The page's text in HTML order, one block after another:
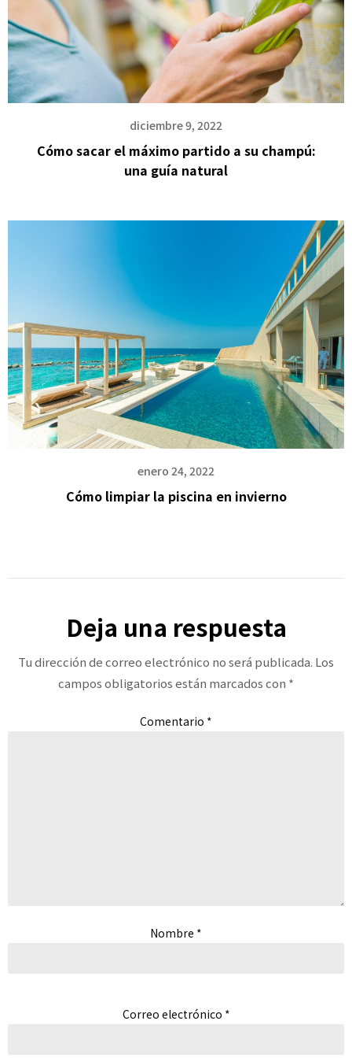
diciembre 9, 2022
Cómo sacar el máximo partido a su champú:
una guía natural
enero 24, 2022
Cómo limpiar la piscina en invierno
Deja una respuesta
Tu dirección de correo electrónico no será publicada. Los
campos obligatorios están marcados con *
Comentario *
Nombre *
Correo electrónico *